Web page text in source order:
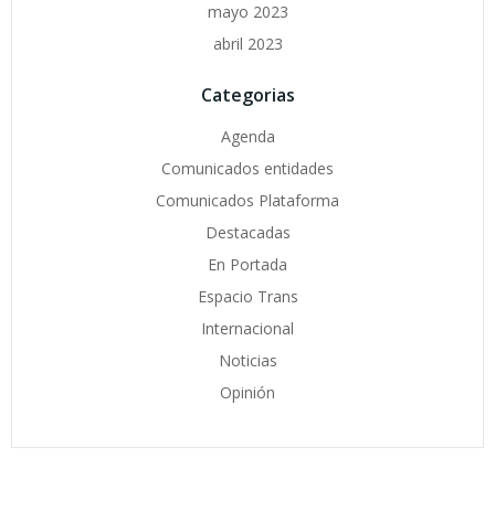
mayo 2023
abril 2023
Categorias
Agenda
Comunicados entidades
Comunicados Plataforma
Destacadas
En Portada
Espacio Trans
Internacional
Noticias
Opinión